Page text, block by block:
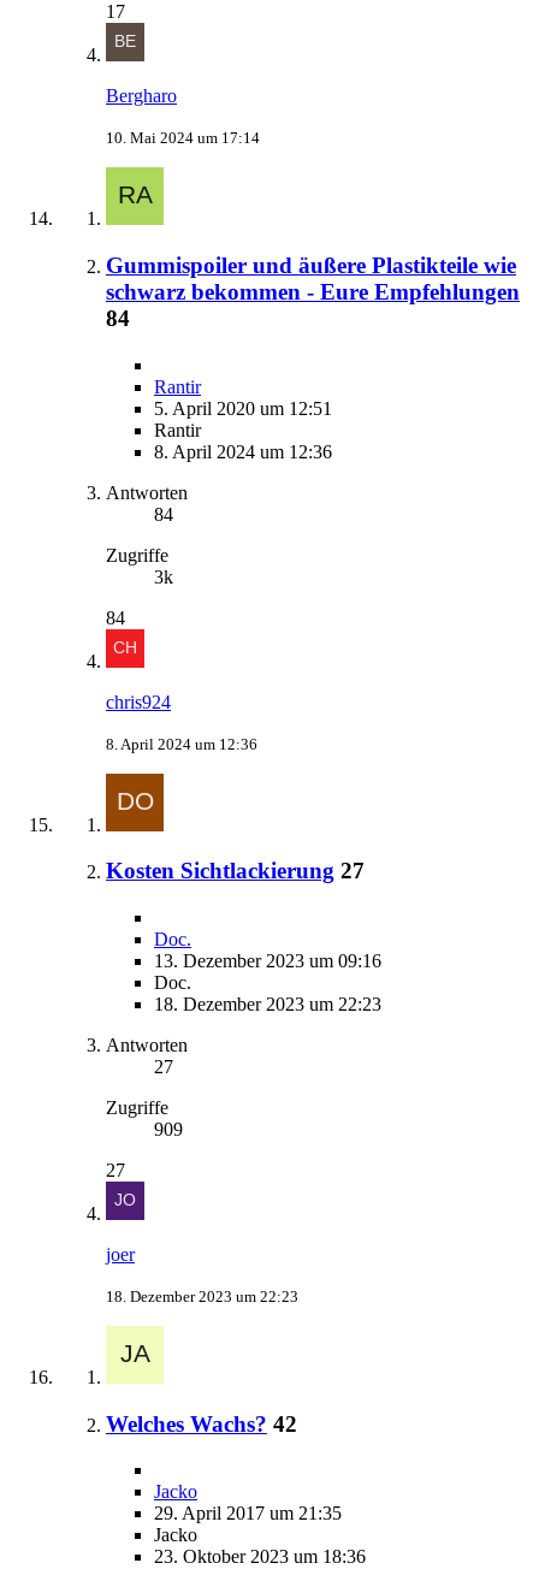
17
Bergharo
10. Mai 2024 um 17:14
Gummispoiler und äußere Plastikteile wie
schwarz bekommen - Eure Empfehlungen
84
Rantir
5. April 2020 um 12:51
Rantir
8. April 2024 um 12:36
Antworten
84
Zugriffe
3k
84
chris924
8. April 2024 um 12:36
Kosten Sichtlackierung 27
Doc.
13. Dezember 2023 um 09:16
Doc.
18. Dezember 2023 um 22:23
Antworten
27
Zugriffe
909
27
joer
18. Dezember 2023 um 22:23
Welches Wachs? 42
Jacko
29. April 2017 um 21:35
Jacko
23. Oktober 2023 um 18:36